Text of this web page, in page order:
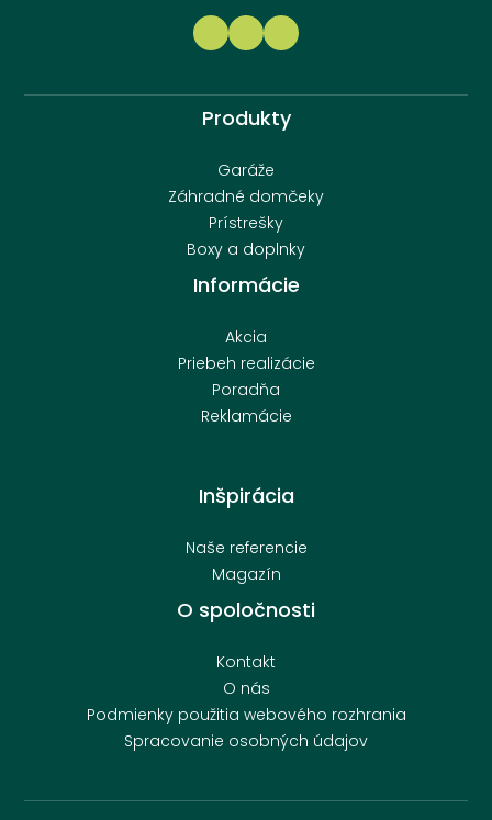
Produkty
Garáže
Záhradné domčeky
Prístrešky
Boxy a doplnky
Informácie
Akcia
Priebeh realizácie
Poradňa
Reklamácie
Inšpirácia
Naše referencie
Magazín
O spoločnosti
Kontakt
O nás
Podmienky použitia webového rozhrania
Spracovanie osobných údajov